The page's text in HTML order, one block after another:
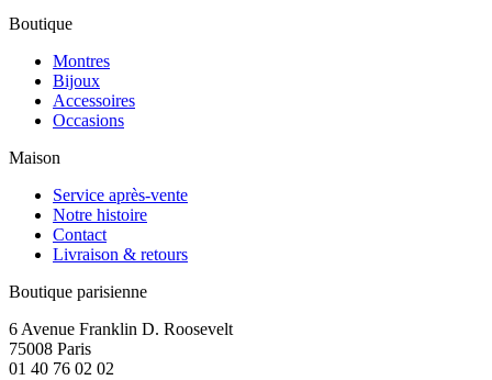
Boutique
Montres
Bijoux
Accessoires
Occasions
Maison
Service après-vente
Notre histoire
Contact
Livraison & retours
Boutique parisienne
6 Avenue Franklin D. Roosevelt
75008 Paris
01 40 76 02 02